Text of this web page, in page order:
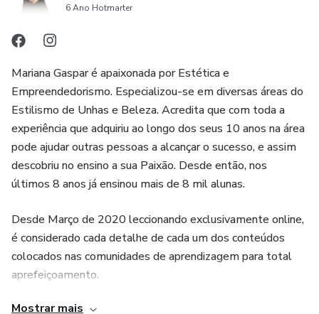
Apoio durante e Pós-Formação gratuito
6 Ano Hotmarter
Mariana Gaspar é apaixonada por Estética e
Empreendedorismo. Especializou-se em diversas áreas do
Estilismo de Unhas e Beleza. Acredita que com toda a
experiência que adquiriu ao longo dos seus 10 anos na área
pode ajudar outras pessoas a alcançar o sucesso, e assim
descobriu no ensino a sua Paixão. Desde então, nos
últimos 8 anos já ensinou mais de 8 mil alunas.
Desde Março de 2020 leccionando exclusivamente online,
é considerado cada detalhe de cada um dos conteúdos
colocados nas comunidades de aprendizagem para total
aprefeiçoamento.
Mostrar mais